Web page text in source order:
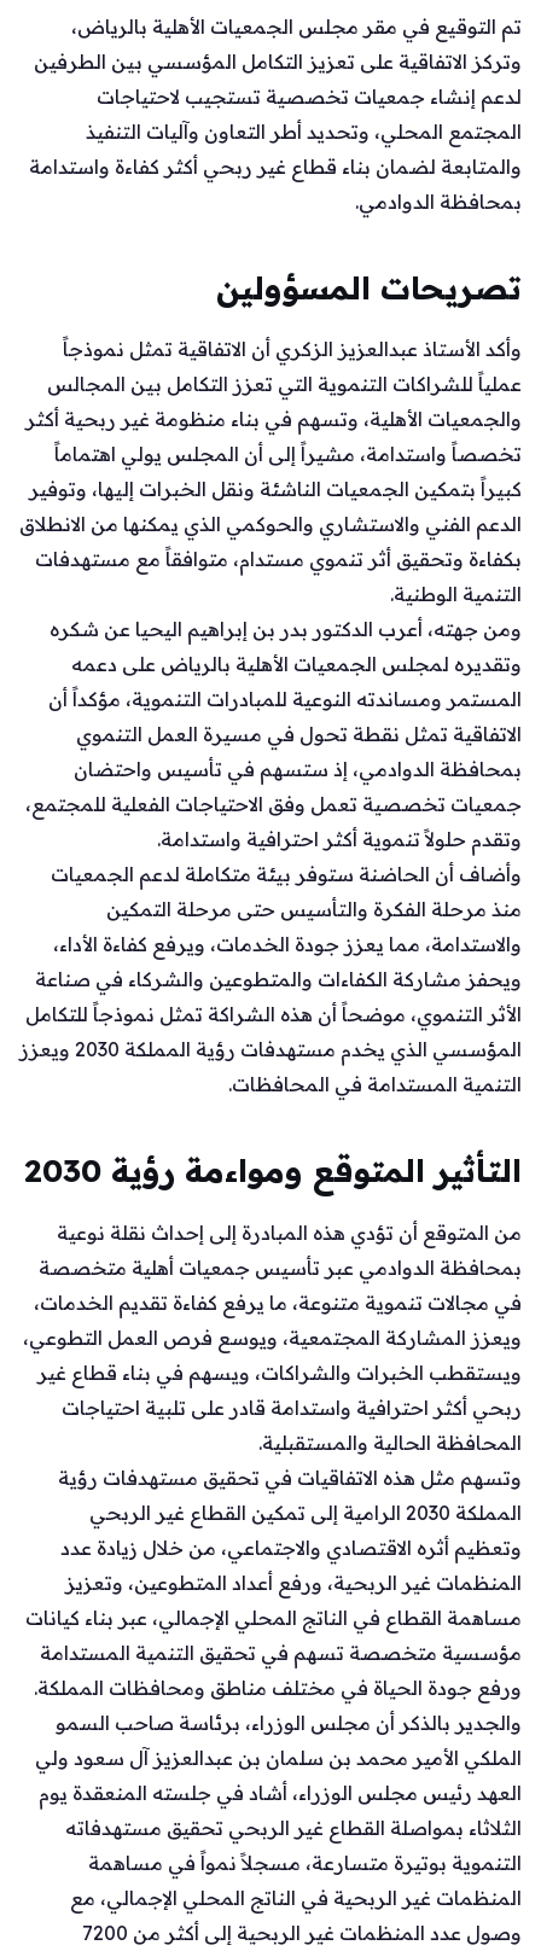
تم التوقيع في مقر مجلس الجمعيات الأهلية بالرياض،
وتركز الاتفاقية على تعزيز التكامل المؤسسي بين الطرفين
لدعم إنشاء جمعيات تخصصية تستجيب لاحتياجات
المجتمع المحلي، وتحديد أطر التعاون وآليات التنفيذ
والمتابعة لضمان بناء قطاع غير ربحي أكثر كفاءة واستدامة
بمحافظة الدوادمي.
تصريحات المسؤولين
وأكد الأستاذ عبدالعزيز الزكري أن الاتفاقية تمثل نموذجاً
عملياً للشراكات التنموية التي تعزز التكامل بين المجالس
والجمعيات الأهلية، وتسهم في بناء منظومة غير ربحية أكثر
تخصصاً واستدامة، مشيراً إلى أن المجلس يولي اهتماماً
كبيراً بتمكين الجمعيات الناشئة ونقل الخبرات إليها، وتوفير
الدعم الفني والاستشاري والحوكمي الذي يمكنها من الانطلاق
بكفاءة وتحقيق أثر تنموي مستدام، متوافقاً مع مستهدفات
التنمية الوطنية.
ومن جهته، أعرب الدكتور بدر بن إبراهيم اليحيا عن شكره
وتقديره لمجلس الجمعيات الأهلية بالرياض على دعمه
المستمر ومساندته النوعية للمبادرات التنموية، مؤكداً أن
الاتفاقية تمثل نقطة تحول في مسيرة العمل التنموي
بمحافظة الدوادمي، إذ ستسهم في تأسيس واحتضان
جمعيات تخصصية تعمل وفق الاحتياجات الفعلية للمجتمع،
وتقدم حلولاً تنموية أكثر احترافية واستدامة.
وأضاف أن الحاضنة ستوفر بيئة متكاملة لدعم الجمعيات
منذ مرحلة الفكرة والتأسيس حتى مرحلة التمكين
والاستدامة، مما يعزز جودة الخدمات، ويرفع كفاءة الأداء،
ويحفز مشاركة الكفاءات والمتطوعين والشركاء في صناعة
الأثر التنموي، موضحاً أن هذه الشراكة تمثل نموذجاً للتكامل
المؤسسي الذي يخدم مستهدفات رؤية المملكة 2030 ويعزز
التنمية المستدامة في المحافظات.
التأثير المتوقع ومواءمة رؤية 2030
من المتوقع أن تؤدي هذه المبادرة إلى إحداث نقلة نوعية
بمحافظة الدوادمي عبر تأسيس جمعيات أهلية متخصصة
في مجالات تنموية متنوعة، ما يرفع كفاءة تقديم الخدمات،
ويعزز المشاركة المجتمعية، ويوسع فرص العمل التطوعي،
ويستقطب الخبرات والشراكات، ويسهم في بناء قطاع غير
ربحي أكثر احترافية واستدامة قادر على تلبية احتياجات
المحافظة الحالية والمستقبلية.
وتسهم مثل هذه الاتفاقيات في تحقيق مستهدفات رؤية
المملكة 2030 الرامية إلى تمكين القطاع غير الربحي
وتعظيم أثره الاقتصادي والاجتماعي، من خلال زيادة عدد
المنظمات غير الربحية، ورفع أعداد المتطوعين، وتعزيز
مساهمة القطاع في الناتج المحلي الإجمالي، عبر بناء كيانات
مؤسسية متخصصة تسهم في تحقيق التنمية المستدامة
ورفع جودة الحياة في مختلف مناطق ومحافظات المملكة.
والجدير بالذكر أن مجلس الوزراء، برئاسة صاحب السمو
الملكي الأمير محمد بن سلمان بن عبدالعزيز آل سعود ولي
العهد رئيس مجلس الوزراء، أشاد في جلسته المنعقدة يوم
الثلاثاء بمواصلة القطاع غير الربحي تحقيق مستهدفاته
التنموية بوتيرة متسارعة، مسجلاً نمواً في مساهمة
المنظمات غير الربحية في الناتج المحلي الإجمالي، مع
وصول عدد المنظمات غير الربحية إلى أكثر من 7200